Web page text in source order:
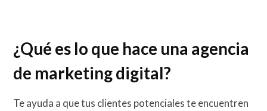
¿Qué es lo que hace una agencia
de marketing digital?
Te ayuda a que tus clientes potenciales te encuentren